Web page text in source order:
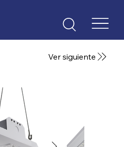
Ver siguiente